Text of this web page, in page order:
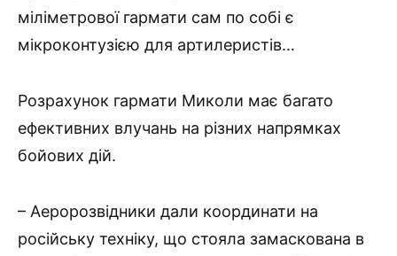
міліметрової гармати сам по собі є
мікроконтузією для артилеристів…
Розрахунок гармати Миколи має багато
ефективних влучань на різних напрямках
бойових дій.
– Аеророзвідники дали координати на
російську техніку, що стояла замаскована в